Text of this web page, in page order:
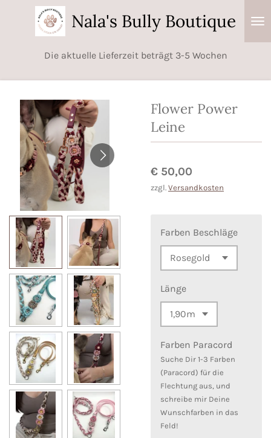
Hauptinhalt
Nala's Bully Boutique
Die aktuelle Lieferzeit beträgt 3-5 Wochen
Flower Power
Leine
€ 50,00
zzgl. Versandkosten
Farben Beschläge
Länge
Farben Paracord
Suche Dir 1-3 Farben
(Paracord) für die
Flechtung aus, und
schreibe mir Deine
Wunschfarben in das
Feld!